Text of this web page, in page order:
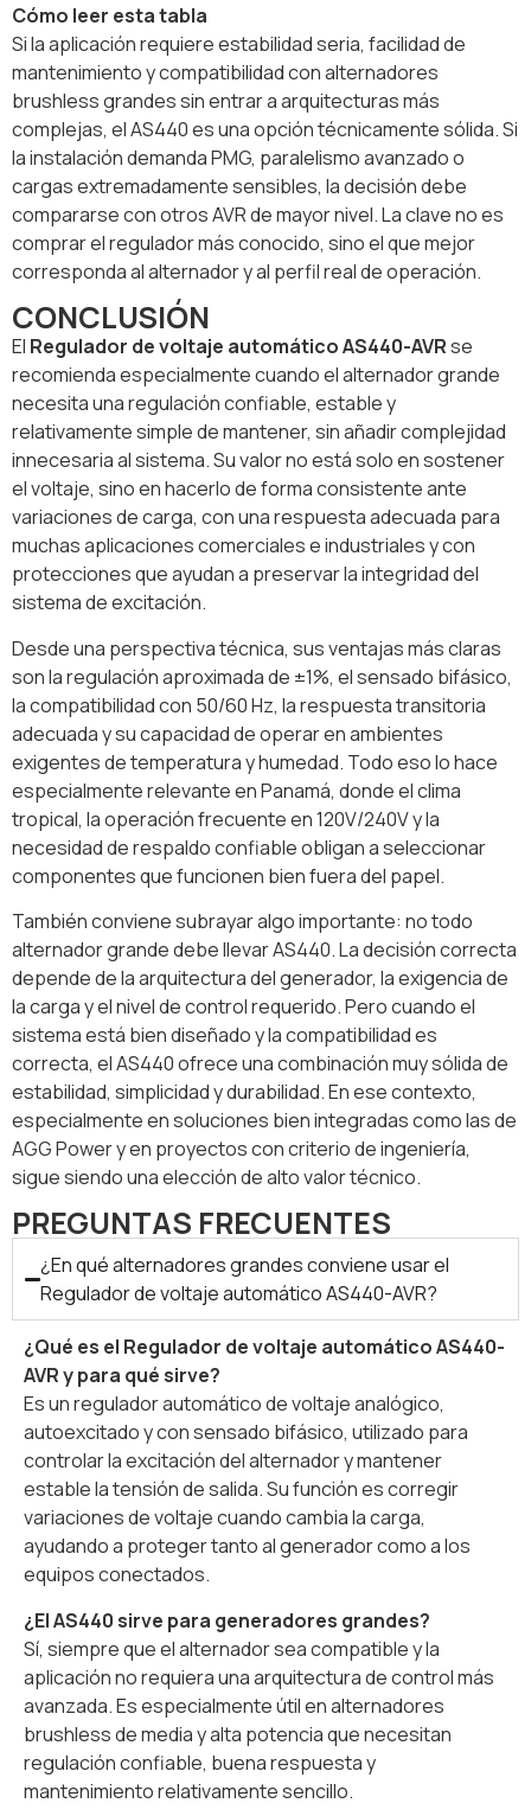
Cómo leer esta tabla
Si la aplicación requiere estabilidad seria, facilidad de
mantenimiento y compatibilidad con alternadores
brushless grandes sin entrar a arquitecturas más
complejas, el AS440 es una opción técnicamente sólida. Si
la instalación demanda PMG, paralelismo avanzado o
cargas extremadamente sensibles, la decisión debe
compararse con otros AVR de mayor nivel. La clave no es
comprar el regulador más conocido, sino el que mejor
corresponda al alternador y al perfil real de operación.
CONCLUSIÓN
El Regulador de voltaje automático AS440-AVRse
recomienda especialmente cuando el alternador grande
necesita una regulación confiable, estable y
relativamente simple de mantener, sin añadir complejidad
innecesaria al sistema. Su valor no está solo en sostener
el voltaje, sino en hacerlo de forma consistente ante
variaciones de carga, con una respuesta adecuada para
muchas aplicaciones comerciales e industriales y con
protecciones que ayudan a preservar la integridad del
sistema de excitación.
Desde una perspectiva técnica, sus ventajas más claras
son la regulación aproximada de ±1%, el sensado bifásico,
la compatibilidad con 50/60 Hz, la respuesta transitoria
adecuada y su capacidad de operar en ambientes
exigentes de temperatura y humedad. Todo eso lo hace
especialmente relevante en Panamá, donde el clima
tropical, la operación frecuente en 120V/240V y la
necesidad de respaldo confiable obligan a seleccionar
componentes que funcionen bien fuera del papel.
También conviene subrayar algo importante: no todo
alternador grande debe llevar AS440. La decisión correcta
depende de la arquitectura del generador, la exigencia de
la carga y el nivel de control requerido. Pero cuando el
sistema está bien diseñado y la compatibilidad es
correcta, el AS440 ofrece una combinación muy sólida de
estabilidad, simplicidad y durabilidad. En ese contexto,
especialmente en soluciones bien integradas como las de
AGG Power y en proyectos con criterio de ingeniería,
sigue siendo una elección de alto valor técnico.
PREGUNTAS FRECUENTES
¿En qué alternadores grandes conviene usar el
Regulador de voltaje automático AS440-AVR?
¿Qué es el Regulador de voltaje automático AS440-
AVR y para qué sirve?
Es un regulador automático de voltaje analógico,
autoexcitado y con sensado bifásico, utilizado para
controlar la excitación del alternador y mantener
estable la tensión de salida. Su función es corregir
variaciones de voltaje cuando cambia la carga,
ayudando a proteger tanto al generador como a los
equipos conectados.
¿El AS440 sirve para generadores grandes?
Sí, siempre que el alternador sea compatible y la
aplicación no requiera una arquitectura de control más
avanzada. Es especialmente útil en alternadores
brushless de media y alta potencia que necesitan
regulación confiable, buena respuesta y
mantenimiento relativamente sencillo.